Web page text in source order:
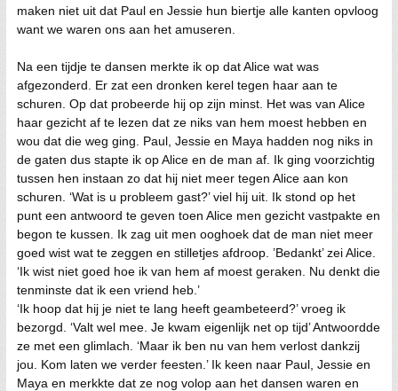
maken niet uit dat Paul en Jessie hun biertje alle kanten opvloog
want we waren ons aan het amuseren.
Na een tijdje te dansen merkte ik op dat Alice wat was
afgezonderd. Er zat een dronken kerel tegen haar aan te
schuren. Op dat probeerde hij op zijn minst. Het was van Alice
haar gezicht af te lezen dat ze niks van hem moest hebben en
wou dat die weg ging. Paul, Jessie en Maya hadden nog niks in
de gaten dus stapte ik op Alice en de man af. Ik ging voorzichtig
tussen hen instaan zo dat hij niet meer tegen Alice aan kon
schuren. ‘Wat is u probleem gast?’ viel hij uit. Ik stond op het
punt een antwoord te geven toen Alice men gezicht vastpakte en
begon te kussen. Ik zag uit men ooghoek dat de man niet meer
goed wist wat te zeggen en stilletjes afdroop. ’Bedankt’ zei Alice.
‘Ik wist niet goed hoe ik van hem af moest geraken. Nu denkt die
tenminste dat ik een vriend heb.’
‘Ik hoop dat hij je niet te lang heeft geambeteerd?’ vroeg ik
bezorgd. ‘Valt wel mee. Je kwam eigenlijk net op tijd’ Antwoordde
ze met een glimlach. ‘Maar ik ben nu van hem verlost dankzij
jou. Kom laten we verder feesten.’ Ik keen naar Paul, Jessie en
Maya en merkkte dat ze nog volop aan het dansen waren en